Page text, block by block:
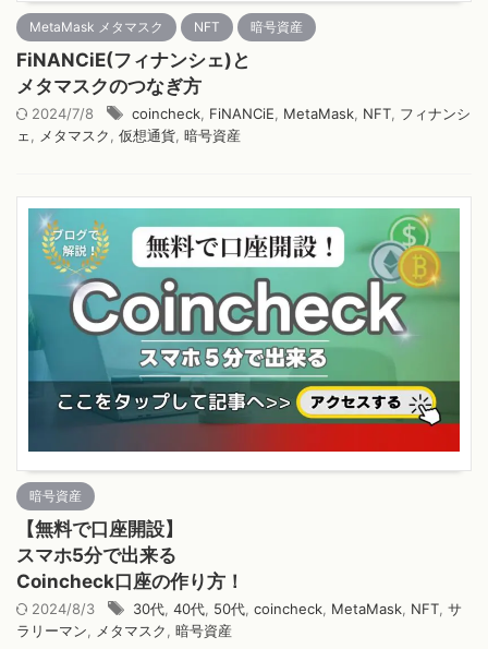
MetaMask メタマスク NFT 暗号資産
FiNANCiE(フィナンシェ)と
メタマスクのつなぎ方
2024/7/8 coincheck, FiNANCiE, MetaMask, NFT, フィナンシ
ェ, メタマスク, 仮想通貨, 暗号資産
暗号資産
【無料で口座開設】
スマホ5分で出来る
Coincheck口座の作り方！
2024/8/3 30代 40代 50代 coincheck MetaMask NFT サ
ラリーマン
メタマスク 暗号資産